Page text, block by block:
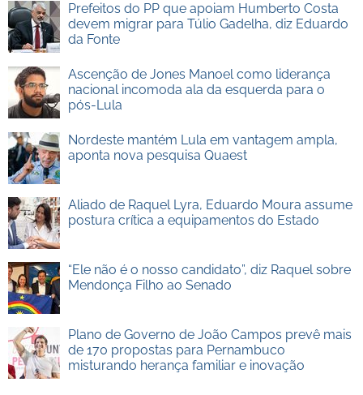
Prefeitos do PP que apoiam Humberto Costa
devem migrar para Túlio Gadelha, diz Eduardo
da Fonte
Ascenção de Jones Manoel como liderança
nacional incomoda ala da esquerda para o
pós-Lula
Nordeste mantém Lula em vantagem ampla,
aponta nova pesquisa Quaest
Aliado de Raquel Lyra, Eduardo Moura assume
postura crítica a equipamentos do Estado
“Ele não é o nosso candidato”, diz Raquel sobre
Mendonça Filho ao Senado
Plano de Governo de João Campos prevê mais
de 170 propostas para Pernambuco
misturando herança familiar e inovação